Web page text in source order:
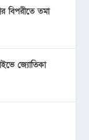
বিপরীতে তমা
জ্যোতিকা